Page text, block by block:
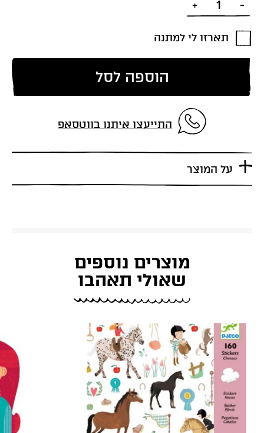
תארזו לי למתנה
הוספה לסל
התייעצו איתנו בווטסאפ
על המוצר
מוצרים נוספים
שאולי תאהבו